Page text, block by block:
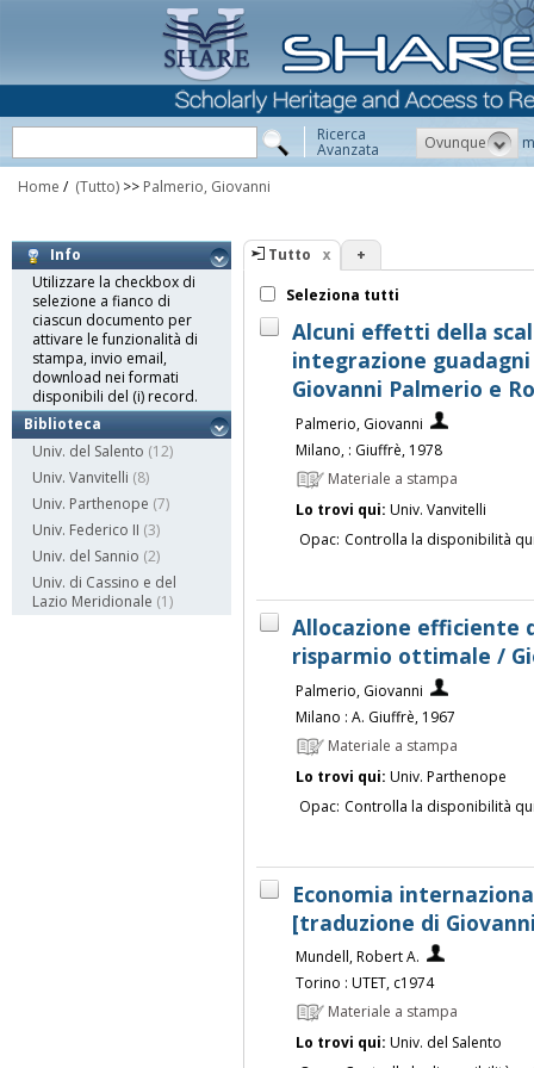
Ricerca
Avanzata Ovunque
Home / (Tutto) >> Palmerio, Giovanni
Info
Utilizzare la checkbox di
selezione a fianco di
ciascun documento per
attivare le funzionalità di
stampa, invio email,
download nei formati
disponibili del (i) record.
Biblioteca
Univ. del Salento (12)
Univ. Vanvitelli (8)
Univ. Parthenope (7)
Univ. Federico II (3)
Univ. del Sannio (2)
Univ. di Cassino e del
Lazio Meridionale (1)
Tutto +
Seleziona tutti
Alcuni effetti della
integrazione
Giovanni Palmerio e
Palmerio, Giovanni
Milano, : Giuffrè, 1978
Materiale a stampa
Lo trovi qui: Univ. Vanvitelli
Opac: Controlla la disponibilità
Allocazione efficiente
risparmio ottimale /
Palmerio, Giovanni
Milano : A. Giuffrè, 1967
Materiale a stampa
Lo trovi qui: Univ. Parthenope
Opac: Controlla la disponibilità
Economia
[traduzione di
Mundell, Robert A.
Torino : UTET, c1974
Materiale a stampa
Lo trovi qui: Univ. del Salento